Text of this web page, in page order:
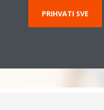
PRIHVATI SVE